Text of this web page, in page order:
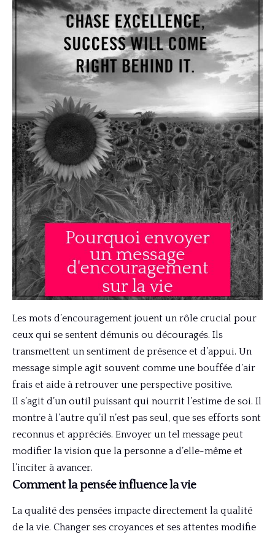
Les mots d’encouragement jouent un rôle crucial pour
ceux qui se sentent démunis ou découragés. Ils
transmettent un sentiment de présence et d’appui. Un
message simple agit souvent comme une bouffée d’air
frais et aide à retrouver une perspective positive.
Il s’agit d’un outil puissant qui nourrit l’estime de soi. Il
montre à l’autre qu’il n’est pas seul, que ses efforts sont
reconnus et appréciés. Envoyer un tel message peut
modifier la vision que la personne a d’elle-même et
l’inciter à avancer.
Comment la pensée influence la vie
La qualité des pensées impacte directement la qualité
de la vie. Changer ses croyances et ses attentes modifie